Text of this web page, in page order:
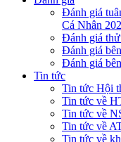
Đánh giá
Cá Nhân
Đánh giá
Đánh giá
Đánh giá
Tin tức
Tin tức Hội
Tin tức về
Tin tức về
Tin tức về
Tin tức về